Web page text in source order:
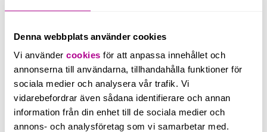
Denna webbplats använder cookies
Vi använder cookies för att anpassa innehållet och
annonserna till användarna, tillhandahålla funktioner för
sociala medier och analysera vår trafik. Vi
vidarebefordrar även sådana identifierare och annan
information från din enhet till de sociala medier och
annons- och analysföretag som vi samarbetar med.
kring detta?
Vänligen läs mer omvåra tjänsteroch
kontakta ossså svarar vi så fort vi kan!